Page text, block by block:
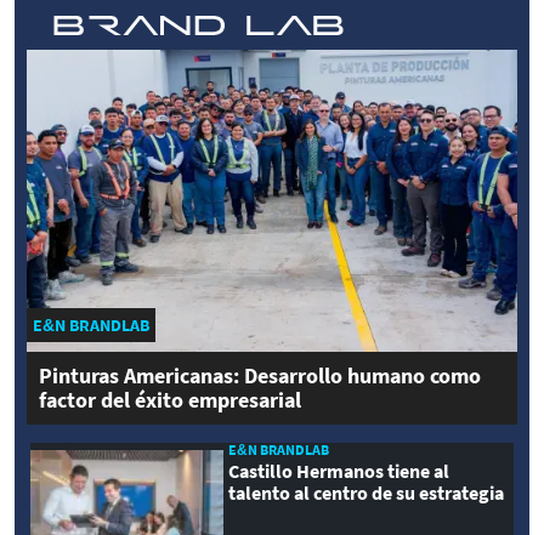
E&N BRANDLAB
Pinturas Americanas: Desarrollo humano como
factor del éxito empresarial
E&N BRANDLAB
Castillo Hermanos tiene al
talento al centro de su estrategia